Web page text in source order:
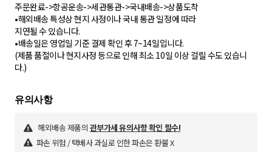
주문완료->항공운송->세관통관->국내배송->상품도착
•해외배송 특성상 현지 사정이나 국내 통관 일정에 따라
지연될 수 있습니다.
•배송일은 영업일 기준 결제 확인 후 7~14일입니다.
(제품 품절이나 현지사정 등으로 인해 최소 10일 이상 걸릴 수도 있습니
다.)
유의사항
해외배송 제품의 관부가세 유의사항 확인 필수!
파손 위험 / 택배사 과실로 인한 파손은 환불 X